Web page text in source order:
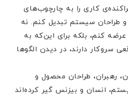
کاری را به چارچوب‌های
و طراحان سیستم تبدیل کنم. نه
کنم، بلکه برای این‌که به
سروکار دارند، در دیدن الگوها
رهبران، طراحان محصول و
انسان و بیزنس گیر کرده‌اند